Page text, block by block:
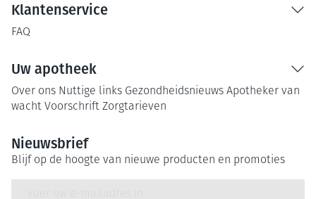
Klantenservice
FAQ
Uw apotheek
Over ons Nuttige links Gezondheidsnieuws Apotheker van
wacht Voorschrift Zorgtarieven
Nieuwsbrief
Blijf op de hoogte van nieuwe producten en promoties